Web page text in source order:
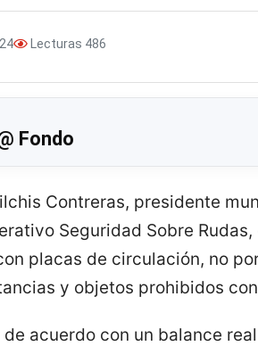
Lecturas 486
Fondo
Contreras, presidente
Seguridad Sobre
placas de circulación, no
y objetos prohibidos
acuerdo con un balance